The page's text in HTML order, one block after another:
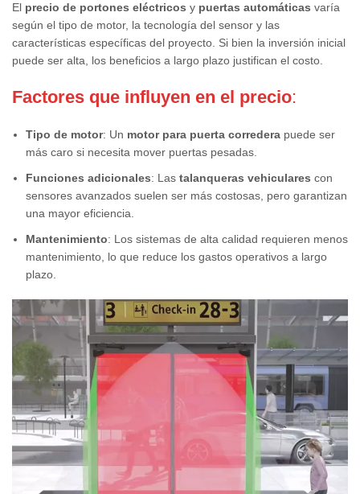
El precio de portones eléctricos y puertas automáticas varía
según el tipo de motor, la tecnología del sensor y las
características específicas del proyecto. Si bien la inversión inicial
puede ser alta, los beneficios a largo plazo justifican el costo.
Factores que influyen en el precio:
Tipo de motor: Un motor para puerta corredera puede ser
más caro si necesita mover puertas pesadas.
Funciones adicionales: Las talanqueras vehiculares con
sensores avanzados suelen ser más costosas, pero garantizan
una mayor eficiencia.
Mantenimiento: Los sistemas de alta calidad requieren menos
mantenimiento, lo que reduce los gastos operativos a largo
plazo.